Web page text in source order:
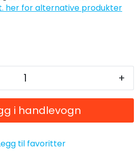
her for alternative produkter
+
i handlevogn
til favoritter